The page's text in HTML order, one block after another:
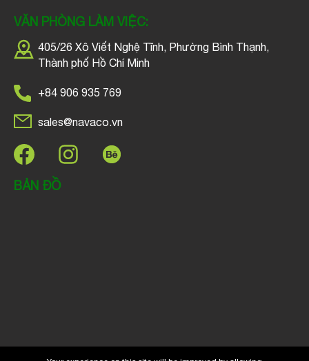
VĂN PHÒNG LÀM VIỆC:
405/26 Xô Viết Nghệ Tĩnh, Phường Bình Thạnh,
Thành phố Hồ Chí Minh
+84 906 935 769
sales@navaco.vn
BẢN ĐỒ